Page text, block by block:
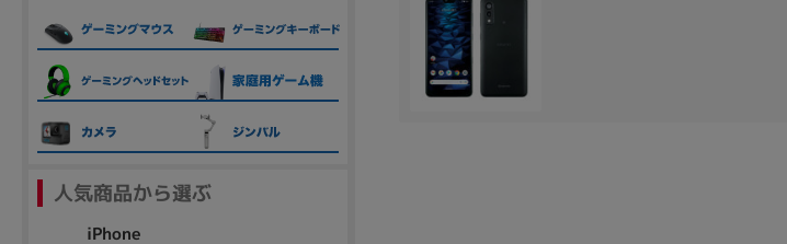
人気商品から選ぶ
iPhone
各項目のチェックボックスは「or検索」となります。